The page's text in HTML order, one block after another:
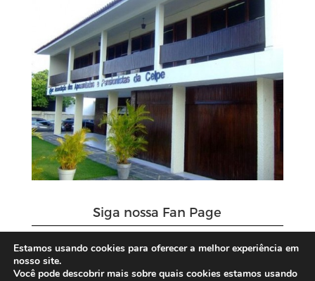
Siga nossa Fan Page
Estamos usando cookies para oferecer a melhor experiência em
nosso site.
Você pode descobrir mais sobre quais cookies estamos usando